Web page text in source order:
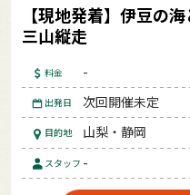
【現地発着】伊豆の
三山縦走
料金 -
出発日 次回開催未定
目的地 山梨・静岡
スタッフ -